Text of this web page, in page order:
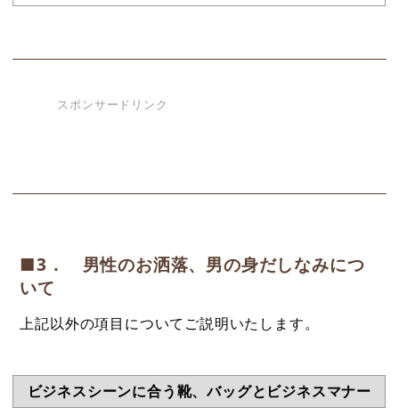
スポンサードリンク
■3． 男性のお洒落、男の身だしなみにつ
いて
上記以外の項目についてご説明いたします。
ビジネスシーンに合う靴、バッグとビジネスマナー